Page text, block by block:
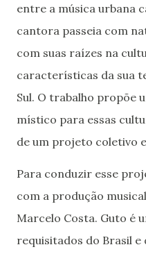
entre a música urbana
cantora passeia com
com suas raízes na
características da sua
Sul. O trabalho propõe
místico para essas
de um projeto coletivo
Para conduzir esse
com a produção
Marcelo Costa. Guto é
requisitados do Brasil e